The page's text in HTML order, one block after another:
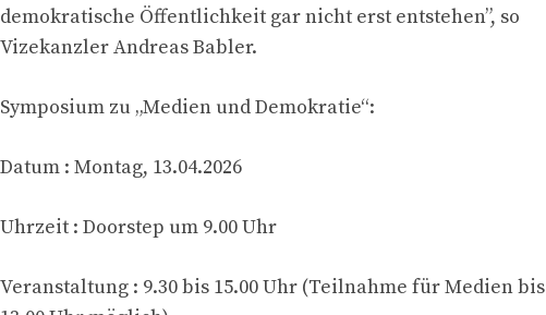
demokratische Öffentlichkeit gar nicht erst entstehen”, so
Vizekanzler Andreas Babler.
Symposium zu „Medien und Demokratie“:
Datum : Montag, 13.04.2026
Uhrzeit : Doorstep um 9.00 Uhr
Veranstaltung : 9.30 bis 15.00 Uhr (Teilnahme für Medien bis